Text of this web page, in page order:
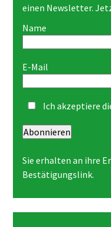
einen Newsletter.
Name
E-Mail
Ich akzeptiere
Abonnieren
Sie erhalten an ihre
Bestätigungslink.